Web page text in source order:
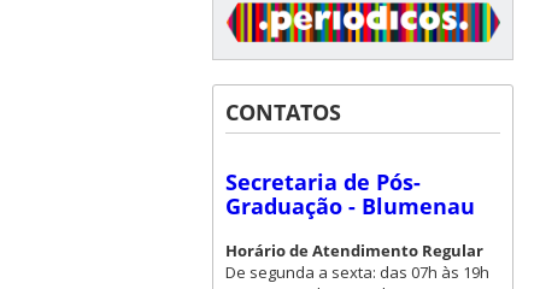
CONTATOS
Secretaria de Pós-
Graduação - Blumenau
Horário de Atendimento Regular
De segunda a sexta: das 07h às 19h